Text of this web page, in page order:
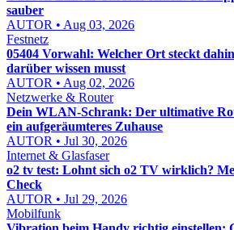
sauber
AUTOR • Aug 03, 2026
Festnetz
05404 Vorwahl: Welcher Ort steckt
darüber wissen musst
AUTOR • Aug 02, 2026
Netzwerke & Router
Dein WLAN-Schrank: Der ultimative
ein aufgeräumteres Zuhause
AUTOR • Jul 30, 2026
Internet & Glasfaser
o2 tv test: Lohnt sich o2 TV wirklich?
Check
AUTOR • Jul 29, 2026
Mobilfunk